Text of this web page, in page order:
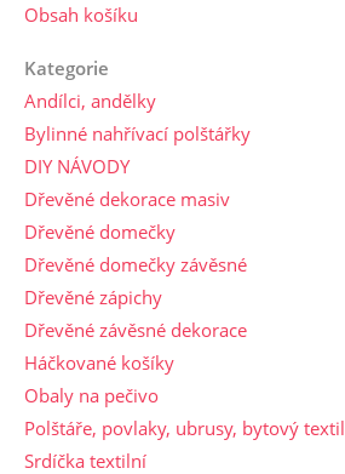
Obsah košíku
Kategorie
Andílci, andělky
Bylinné nahřívací polštářky
DIY NÁVODY
Dřevěné dekorace masiv
Dřevěné domečky
Dřevěné domečky závěsné
Dřevěné zápichy
Dřevěné závěsné dekorace
Háčkované košíky
Obaly na pečivo
Polštáře, povlaky, ubrusy, bytový textil
Srdíčka textilní